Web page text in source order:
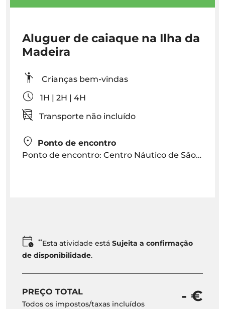
Aluguer de caiaque na Ilha da
Madeira
Crianças bem-vindas
1H | 2H | 4H
Transporte não incluído
Ponto de encontro
Ponto de encontro: Centro Náutico de São Lázaro, Av. Sá Carneiro
**Esta atividade está Sujeita a confirmação
de disponibilidade.
PREÇO TOTAL
Todos os impostos/taxas incluídos - €